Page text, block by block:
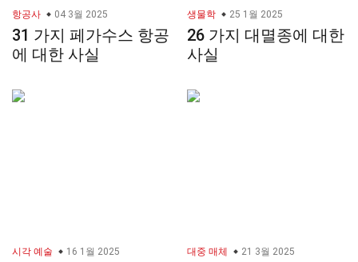
항공사 04 3월 2025
31 가지 페가수스 항공
에 대한 사실
생물학 25 1월 2025
26 가지 대멸종에 대한
사실
시각 예술 16 1월 2025 대중 매체 21 3월 2025